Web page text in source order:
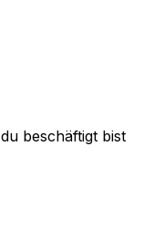
beschäftigt bist